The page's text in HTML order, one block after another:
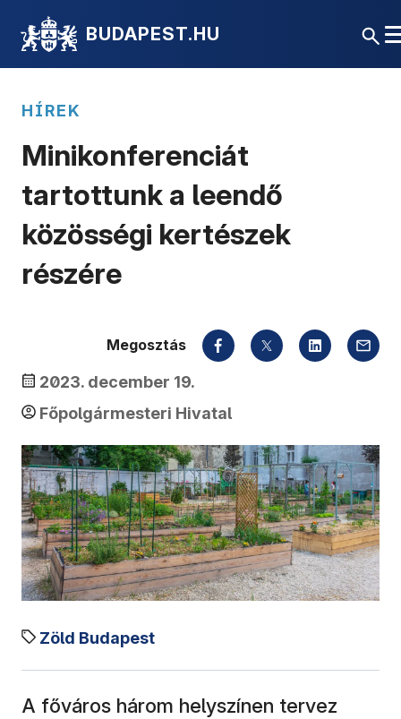
BUDAPEST.HU
HÍREK
Minikonferenciát
tartottunk a leendő
közösségi kertészek
részére
2023. december 19.
Főpolgármesteri Hivatal
Zöld Budapest
Megosztás
A főváros három helyszínen tervez